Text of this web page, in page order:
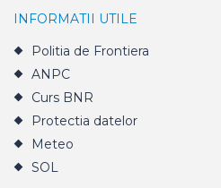
INFORMATII UTILE
Politia de Frontiera
ANPC
Curs BNR
Protectia datelor
Meteo
SOL